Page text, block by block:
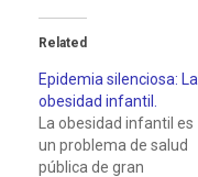
Related
Epidemia silenciosa: La
obesidad infantil.
La obesidad infantil es
un problema de salud
pública de gran